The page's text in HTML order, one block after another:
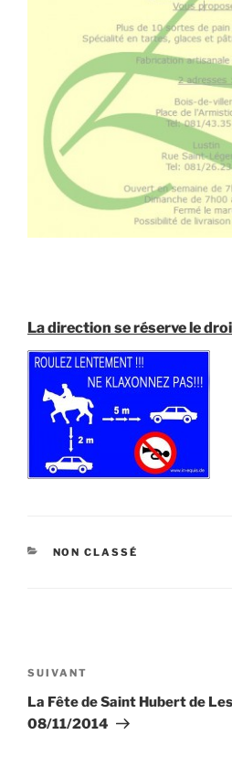
La direction se réserve le
CATÉGORIES
NON CLASSÉ
de
l’article
Article
suivant
SUIVANT
La Fête de Saint Hubert de
08/11/2014